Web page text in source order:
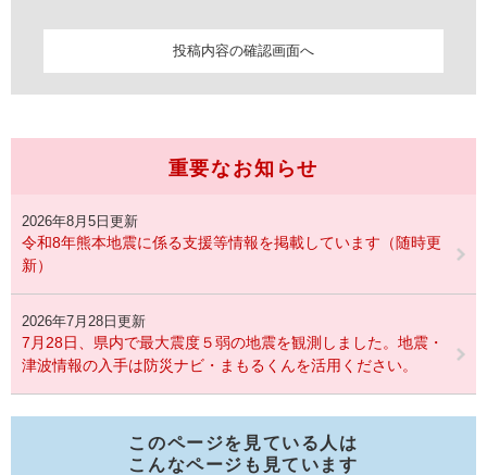
重要なお知らせ
2026年8月5日更新
令和8年熊本地震に係る支援等情報を掲載しています（随時更
新）
2026年7月28日更新
7月28日、県内で最大震度５弱の地震を観測しました。地震・
津波情報の入手は防災ナビ・まもるくんを活用ください。
このページを見ている人は
こんなページも見ています